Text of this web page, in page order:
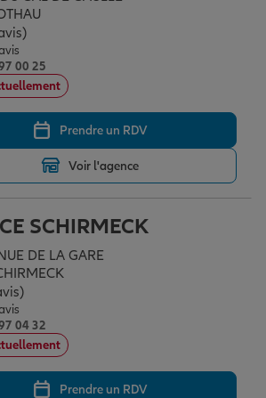
de compagnie
famille
immobiliers
sur 5
00 25
Prendre un RDV
Voir l'agence
SCHIRMECK
DE LA GARE
5
04 32
Prendre un RDV